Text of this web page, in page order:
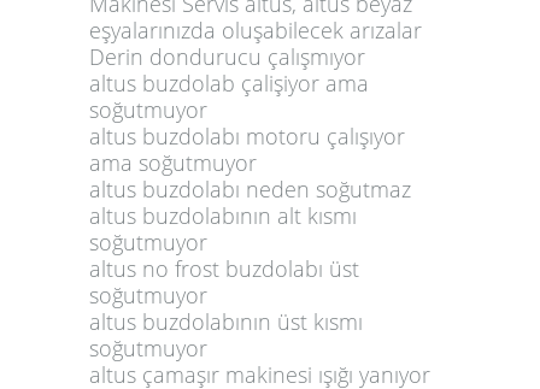
eşyalarınızda oluşabilecek arızalar
Derin dondurucu çalışmıyor
altus buzdolab çalişiyor ama
soğutmuyor
altus buzdolabı motoru çalışıyor
ama soğutmuyor
altus buzdolabı neden soğutmaz
altus buzdolabının alt kısmı
soğutmuyor
altus no frost buzdolabı üst
soğutmuyor
altus buzdolabının üst kısmı
soğutmuyor
altus çamaşır makinesi ışığı yanıyor